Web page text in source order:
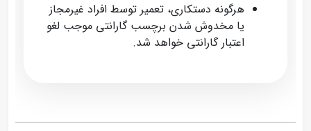
هرگونه دستکاری، تعمیر توسط افراد غیرمجاز
یا مخدوش شدن برچسب گارانتی موجب لغو
اعتبار گارانتی خواهد شد.